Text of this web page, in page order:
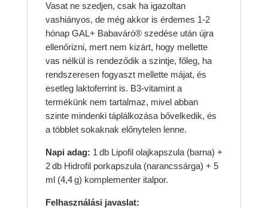
Vasat ne szedjen, csak ha igazoltan
vashiányos, de még akkor is érdemes 1-2
hónap GAL+ Babaváró® szedése után újra
ellenőrizni, mert nem kizárt, hogy mellette
vas nélkül is rendeződik a szintje, főleg, ha
rendszeresen fogyaszt mellette májat, és
esetleg laktoferrint is. B3-vitamint a
termékünk nem tartalmaz, mivel abban
szinte mindenki táplálkozása bővelkedik, és
a többlet sokaknak előnytelen lenne.
Napi adag: 1 db Lipofil olajkapszula (barna) +
2 db Hidrofil porkapszula (narancssárga) + 5
ml (4,4 g) komplementer italpor.
Felhasználási javaslat: